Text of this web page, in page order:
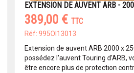
EXTENSION DE AUVENT ARB -
389,00 € TTC
Réf: 995OI13013
Extension de auvent ARB 2000 x
possédez l'auvent Touring d'ARB,
être encore plus de protection